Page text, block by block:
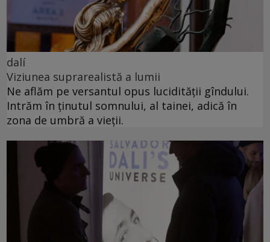
dalí
Viziunea suprarealistă a lumii
Ne aflăm pe versantul opus lucidității gîndului.
Intrăm în ținutul somnului, al tainei, adică în
zona de umbră a vieții.